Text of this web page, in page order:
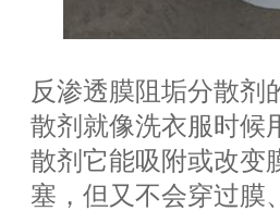
反渗透膜阻垢分散剂
散剂就像洗衣服时候
散剂它能吸附或改变
塞，但又不会穿过膜